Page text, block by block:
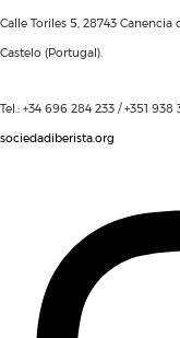
Calle Toriles 5, 28743
Castelo (Portugal).
Tel.: +34 696 284 233 / +351 938
sociedadiberista.org